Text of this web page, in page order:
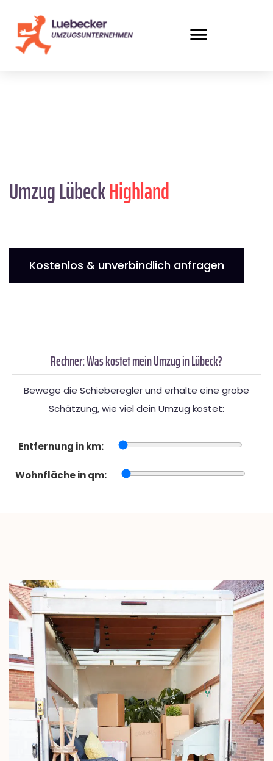
Umzug LübeckHighland
Kostenlos & unverbindlich anfragen
Rechner: Was kostet mein Umzug in Lübeck?
Bewege die Schieberegler und erhalte eine grobe
Schätzung, wie viel dein Umzug kostet:
Entfernung in km:
Wohnfläche in qm: